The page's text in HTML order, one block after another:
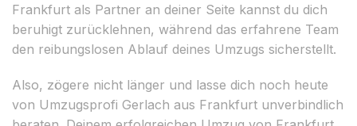
Frankfurt als Partner an deiner Seite kannst du dich
beruhigt zurücklehnen, während das erfahrene Team
den reibungslosen Ablauf deines Umzugs sicherstellt.
Also, zögere nicht länger und lasse dich noch heute
von Umzugsprofi Gerlach aus Frankfurt unverbindlich